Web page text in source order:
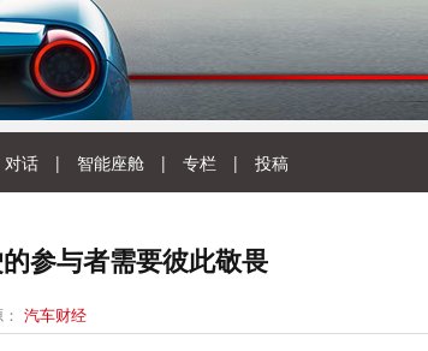
对话 | 智能座舱 | 专栏 | 投稿
参与者需要彼此敬畏
汽车财经